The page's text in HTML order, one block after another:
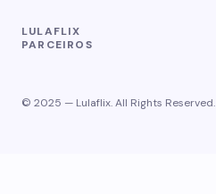
LULAFLIX
PARCEIROS
© 2025 — Lulaflix. All Rights Reserved.